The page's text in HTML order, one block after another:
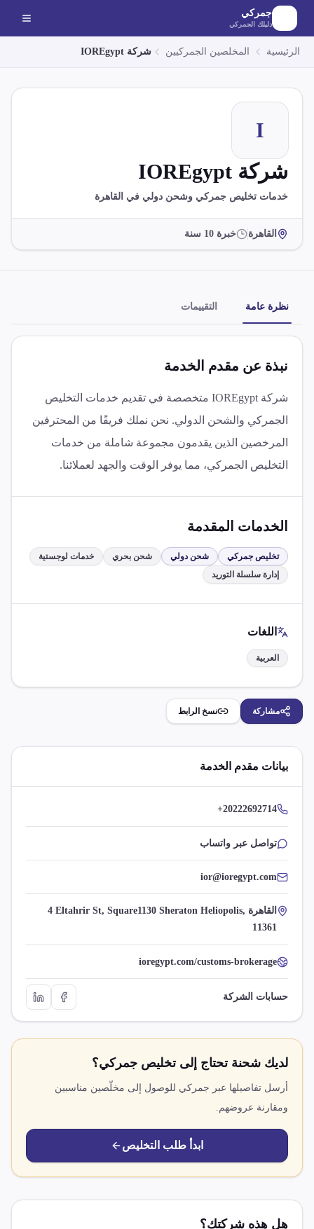
الانتقال إلى المحتوى الرئيسي
جمركي
دليلك الجمركي
الرئيسية المخلصين الجمركيين شركة IOREgypt
I
شركة IOREgypt
خدمات تخليص جمركي وشحن دولي في القاهرة
القاهرة خبرة 10 سنة
نظرة عامة التقييمات
نبذة عن مقدم الخدمة
شركة IOREgypt متخصصة في تقديم خدمات التخليص
الجمركي والشحن الدولي. نحن نملك فريقًا من المحترفين
المرخصين الذين يقدمون مجموعة شاملة من خدمات
التخليص الجمركي، مما يوفر الوقت والجهد لعملائنا.
الخدمات المقدمة
تخليص جمركي شحن دولي شحن بحري
خدمات لوجستية
إدارة سلسلة التوريد
اللغات
العربية
مشاركة نسخ الرابط
بيانات مقدم الخدمة
+20222692714
تواصل عبر واتساب
ior@ioregypt.com
4 Eltahrir St, Square1130 Sheraton Heliopolis, القاهرة
11361
ioregypt.com/customs-brokerage
حسابات الشركة
لديك شحنة تحتاج إلى تخليص جمركي؟
أرسل تفاصيلها عبر جمركي للوصول إلى مخلّصين مناسبين
ومقارنة عروضهم.
ابدأ طلب التخليص
هل هذه شركتك؟